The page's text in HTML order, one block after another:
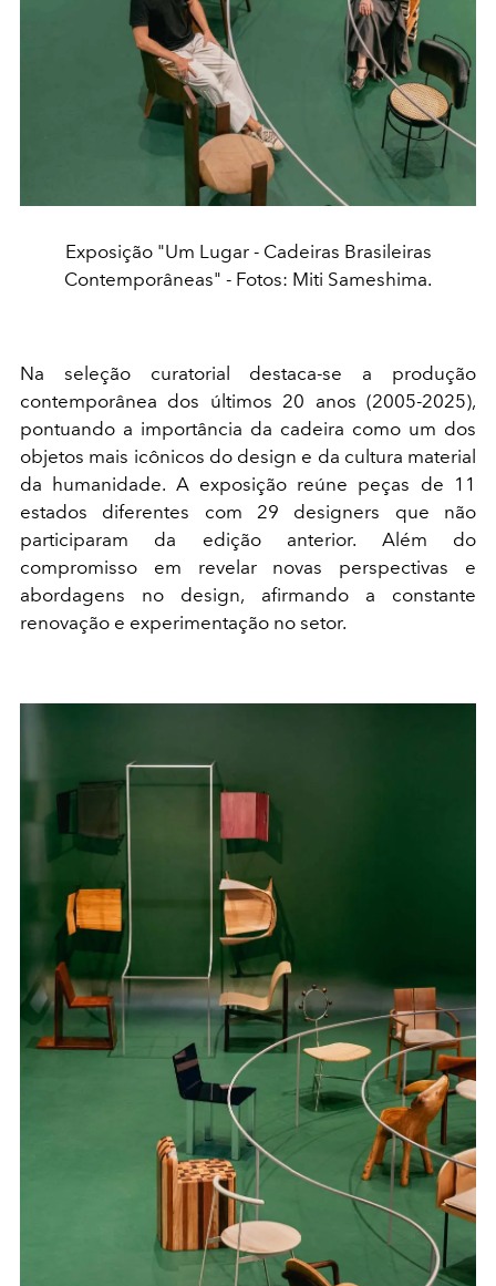
Exposição "Um Lugar - Cadeiras Brasileiras
Contemporâneas" - Fotos: Miti Sameshima.
Na seleção curatorial destaca-se a produção
contemporânea dos últimos 20 anos (2005-2025),
pontuando a importância da cadeira como um dos
objetos mais icônicos do design e da cultura material
da humanidade. A exposição reúne peças de 11
estados diferentes com 29 designers que não
participaram da edição anterior. Além do
compromisso em revelar novas perspectivas e
abordagens no design, afirmando a constante
renovação e experimentação no setor.